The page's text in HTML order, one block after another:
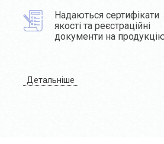
Надаються сертифікати
якості та реєстраційні
документи на
Детальніше